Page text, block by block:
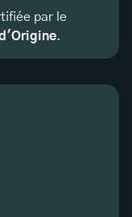
par le
.